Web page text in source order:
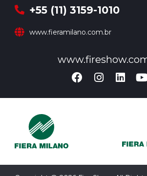
+55 (11) 3159-1010
www.fieramilano.com.br